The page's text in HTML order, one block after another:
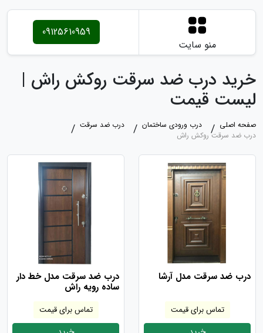
منو سایت
09125610959
خرید درب ضد سرقت روکش راش |
لیست قیمت
صفحه اصلی درب ورودی ساختمان
درب ضد سرقت
درب ضد سرقت روکش راش
درب ضد سرقت مدل آرشا
تماس برای قیمت
درب ضد سرقت مدل خط دار
ساده رویه راش
تماس برای قیمت